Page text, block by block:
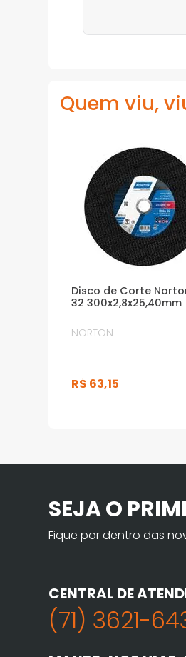
Quem viu,
Disco de Corte
32 300x2,8x25,40mm
NORTON
R$ 63,15
SEJA O
Fique por dentro das
CENTRAL DE
(71) 3621-